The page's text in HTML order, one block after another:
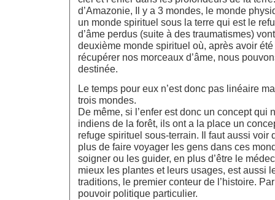
d’Amazonie, Il y a 3 mondes, le monde
un monde spirituel sous la terre qui est le
d’âme perdus (suite à des traumatismes)
deuxième monde spirituel où, après avoir
récupérer nos morceaux d’âme, nous
destinée.
Le temps pour eux n’est donc pas linéaire
trois mondes.
De même, si l’enfer est donc un concept qui
indiens de la forêt, ils ont a la place un
refuge spirituel sous-terrain. Il faut aussi voir
plus de faire voyager les gens dans ces
soigner ou les guider, en plus d’être le
mieux les plantes et leurs usages, est aussi
traditions, le premier conteur de l’histoire.
pouvoir politique particulier.